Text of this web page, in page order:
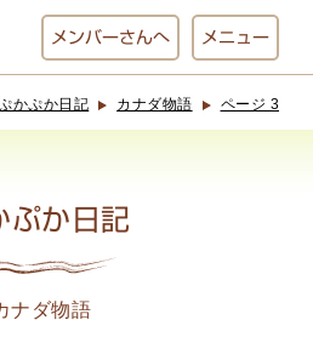
メンバーさんへ メニュー
かぷか日記 カナダ物語 ページ 3
ぷか日記
ナダ物語